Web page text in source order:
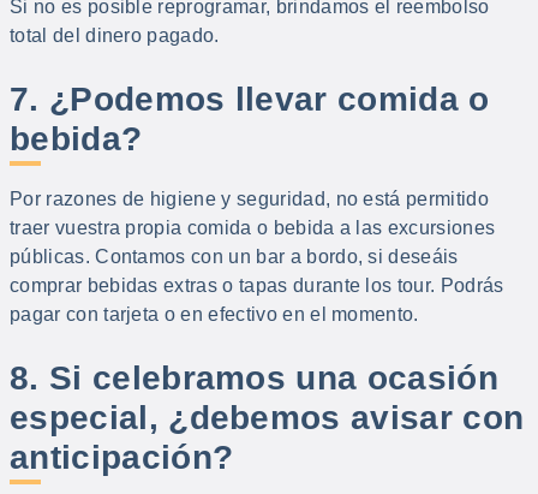
Si no es posible reprogramar, brindamos el reembolso
total del dinero pagado.
7. ¿Podemos llevar comida o
bebida?
Por razones de higiene y seguridad, no está permitido
traer vuestra propia comida o bebida a las excursiones
públicas. Contamos con un bar a bordo, si deseáis
comprar bebidas extras o tapas durante los tour. Podrás
pagar con tarjeta o en efectivo en el momento.
8. Si celebramos una ocasión
especial, ¿debemos avisar con
anticipación?